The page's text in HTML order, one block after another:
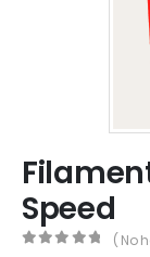
Speed
( No